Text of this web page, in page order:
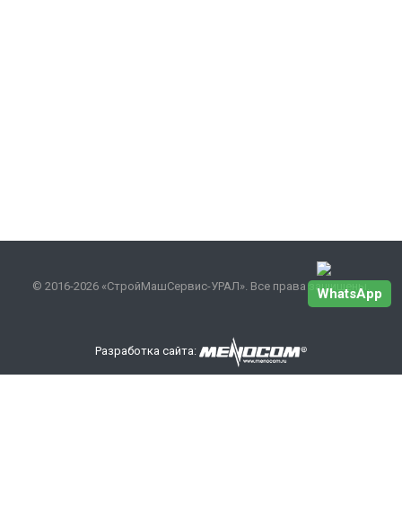
© 2016-2026 «СтройМашСервис-УРАЛ». Все права защищены.
Разработка сайта:
WhatsApp